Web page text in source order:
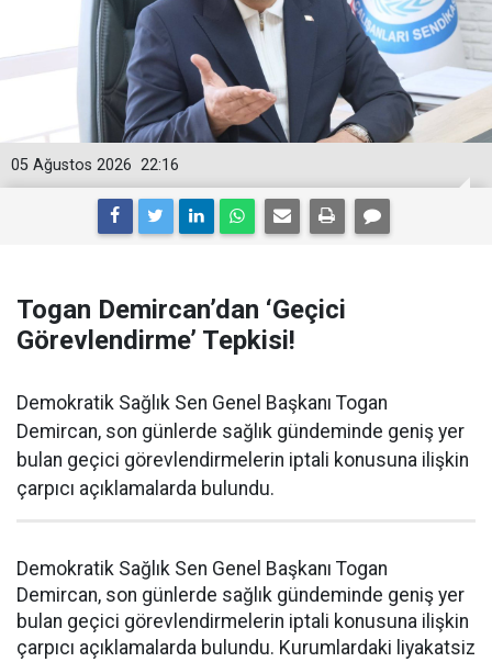
22:16
05 Ağustos 2026
Togan Demircan’dan ‘Geçici
Görevlendirme’ Tepkisi!
Demokratik Sağlık Sen Genel Başkanı Togan
Demircan, son günlerde sağlık gündeminde geniş yer
bulan geçici görevlendirmelerin iptali konusuna ilişkin
çarpıcı açıklamalarda bulundu.
Demokratik Sağlık Sen Genel Başkanı Togan
Demircan, son günlerde sağlık gündeminde geniş yer
bulan geçici görevlendirmelerin iptali konusuna ilişkin
çarpıcı açıklamalarda bulundu. Kurumlardaki liyakatsiz